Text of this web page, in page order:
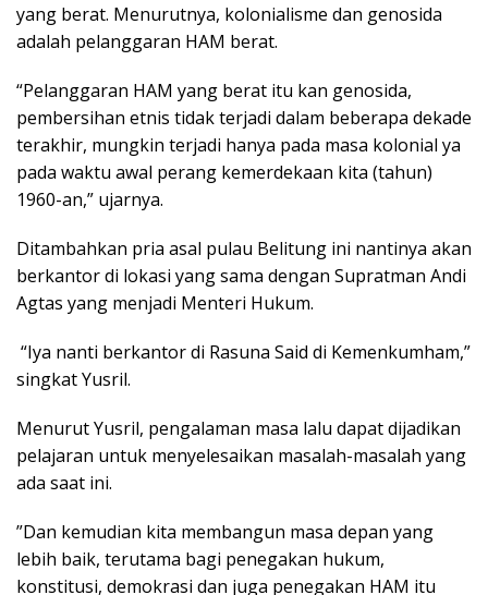
yang berat. Menurutnya, kolonialisme dan genosida
adalah pelanggaran HAM berat.
“Pelanggaran HAM yang berat itu kan genosida,
pembersihan etnis tidak terjadi dalam beberapa dekade
terakhir, mungkin terjadi hanya pada masa kolonial ya
pada waktu awal perang kemerdekaan kita (tahun)
1960-an,” ujarnya.
Ditambahkan pria asal pulau Belitung ini nantinya akan
berkantor di lokasi yang sama dengan Supratman Andi
Agtas yang menjadi Menteri Hukum.
“Iya nanti berkantor di Rasuna Said di Kemenkumham,”
singkat Yusril.
Menurut Yusril, pengalaman masa lalu dapat dijadikan
pelajaran untuk menyelesaikan masalah-masalah yang
ada saat ini.
”Dan kemudian kita membangun masa depan yang
lebih baik, terutama bagi penegakan hukum,
konstitusi, demokrasi dan juga penegakan HAM itu